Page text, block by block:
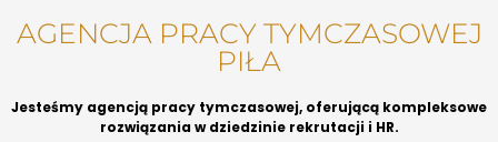
AGENCJA PRACY TYMCZASOWEJ
PIŁA
Jesteśmy agencją pracy tymczasowej, oferującą kompleksowe
rozwiązania w dziedzinie rekrutacji i HR.